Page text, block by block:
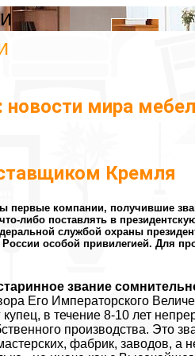
новости мира
Кремля
первые компании, получившие
либо поставлять в
службой охраны
России особой привилегией. Для
звание
Его Императорского
купец, в течение 8-10 лет
производства. Это
фабрик, заводов,